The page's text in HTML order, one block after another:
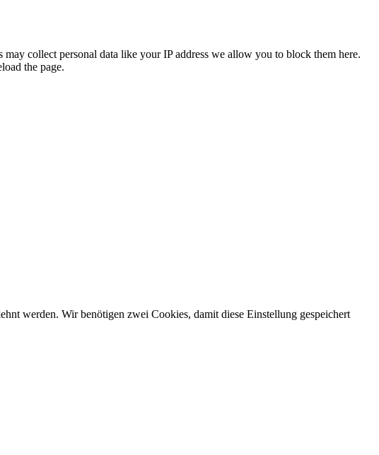
collect personal data like your IP address we allow you to block them here.
the page.
werden. Wir benötigen zwei Cookies, damit diese Einstellung gespeichert